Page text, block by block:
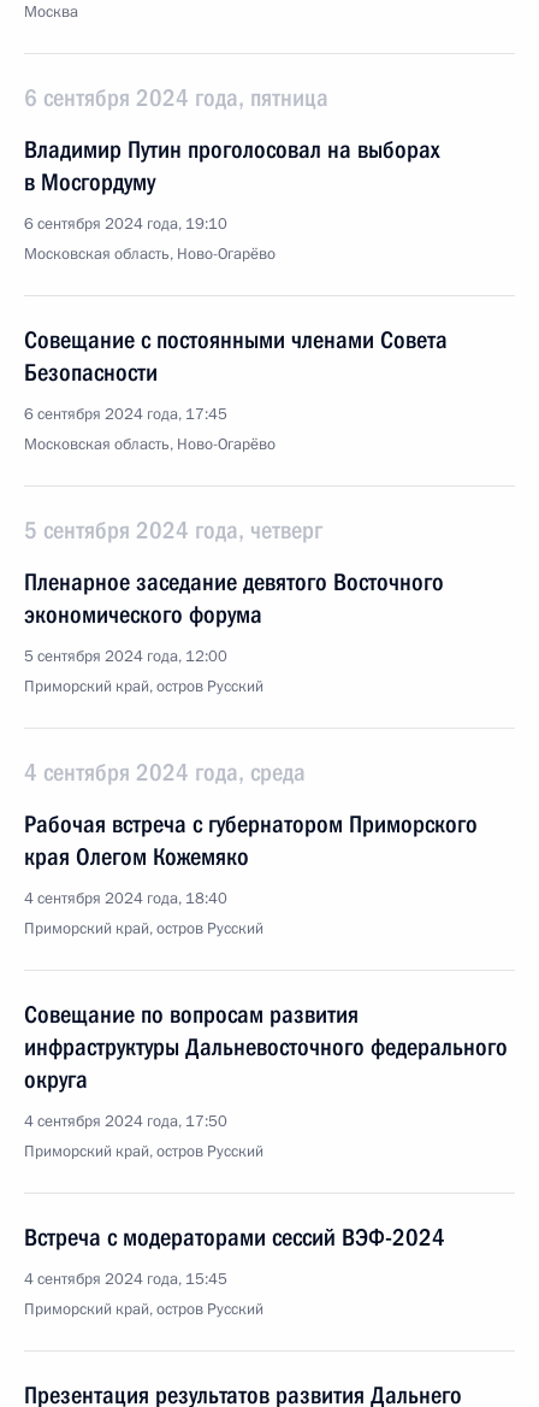
Москва
6 сентября 2024 года, пятница
Владимир Путин проголосовал на выборах
в Мосгордуму
6 сентября 2024 года, 19:10
Московская область, Ново-Огарёво
Совещание с постоянными членами Совета
Безопасности
6 сентября 2024 года, 17:45
Московская область, Ново-Огарёво
5 сентября 2024 года, четверг
Пленарное заседание девятого Восточного
экономического форума
5 сентября 2024 года, 12:00
Приморский край, остров Русский
4 сентября 2024 года, среда
Рабочая встреча с губернатором Приморского
края Олегом Кожемяко
4 сентября 2024 года, 18:40
Приморский край, остров Русский
Совещание по вопросам развития
инфраструктуры Дальневосточного федерального
округа
4 сентября 2024 года, 17:50
Приморский край, остров Русский
Встреча с модераторами сессий ВЭФ-2024
4 сентября 2024 года, 15:45
Приморский край, остров Русский
Презентация результатов развития Дальнего